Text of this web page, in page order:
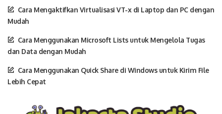
Cara Mengaktifkan Virtualisasi VT-x di Laptop dan PC dengan
Mudah
Cara Menggunakan Microsoft Lists untuk Mengelola Tugas
dan Data dengan Mudah
Cara Menggunakan Quick Share di Windows untuk Kirim File
Lebih Cepat